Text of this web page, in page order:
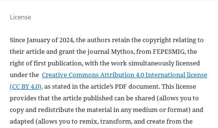
License
Since January of 2024, the authors retain the copyright relating to
their article and grant the journal Mythos, from FEPESMIG, the
right of first publication, with the work simultaneously licensed
under the Creative Commons Attribution 4.0 International license
(CC BY 4.0),as stated in the article’s PDF document. This license
provides that the article published can be shared (allows you to
copy and redistribute the material in any medium or format) and
adapted (allows you to remix, transform, and create from the